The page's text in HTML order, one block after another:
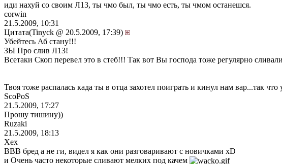
иди нахуй со своим Л13, ты чмо был, ты чмо есть, ты чмом останешся.
corwin
21.5.2009, 10:31
Цитата(Tinyck @ 20.5.2009, 17:39)
Убейтесь Аб стану!!!
ЗЫ Про слив Л13!
Всетаки Скоп перевел это в стеб!!! Так вот Вы господа тоже регулярно
Твоя тоже распалась када ты в отца захотел поиграть и кинул нам вар...так что
ScoPoS
21.5.2009, 17:27
Прошу тишину))
Ruzaki
21.5.2009, 18:13
Хех
ВВВ бред а не ги, видел я как они разговаривают с новичками xD
и Очень часто некоторые сливают мелких под качем